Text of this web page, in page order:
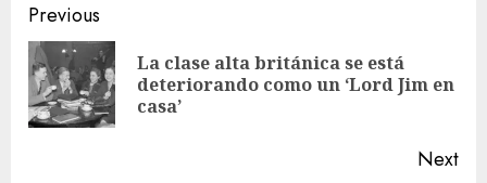
Previous
La clase alta británica se está
deteriorando como un ‘Lord Jim en
casa’
Next